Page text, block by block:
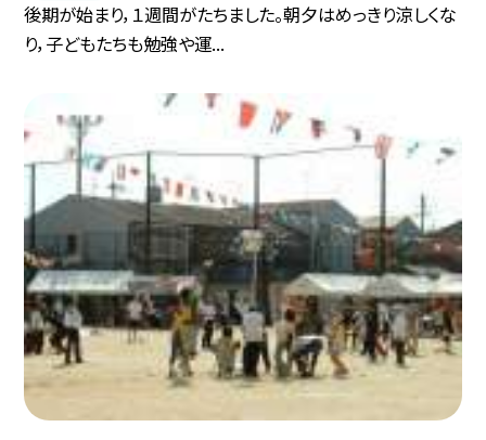
後期が始まり，１週間がたちました。朝夕はめっきり涼しくな
り，子どもたちも勉強や運...